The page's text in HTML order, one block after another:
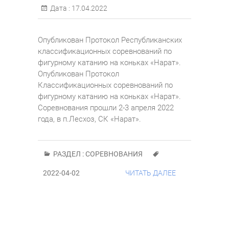
Дата : 17.04.2022
Опубликован Протокол Республиканских
классификационных соревнований по
фигурному катанию на коньках «Нарат».
Опубликован Протокол
Классификационных соревнований по
фигурному катанию на коньках «Нарат».
Соревнования прошли 2-3 апреля 2022
года, в п.Лесхоз, СК «Нарат».
РАЗДЕЛ :СОРЕВНОВАНИЯ
2022-04-02 ЧИТАТЬ ДАЛЕЕ